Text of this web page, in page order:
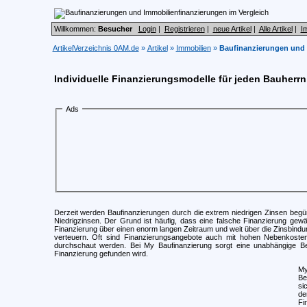
Willkommen: Besucher Login| Registrieren| neue Artikel| Alle Artikel|
ArtikelVerzeichnis 0AM.de» Artikel» Immobilien» Baufinanzierungen und
Individuelle Finanzierungsmodelle für jeden Bauherrn
Ads
Derzeit werden Baufinanzierungen durch die extrem niedrigen Zinsen
Niedrigzinsen. Der Grund ist häufig, dass eine falsche Finanzierung
Finanzierung über einen enorm langen Zeitraum und weit über die
verteuern. Oft sind Finanzierungsangebote auch mit hohen
durchschaut werden. Bei My Baufinanzierung sorgt eine unabhängige
Finanzierung gefunden wird.